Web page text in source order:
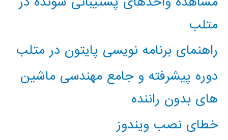
متلب
راهنمای برنامه نویسی پایتون در متلب
دوره پیشرفته و جامع مهندسی ماشین
های بدون راننده
خطای نصب ویندوز